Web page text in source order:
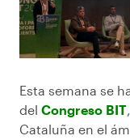
Esta semana se
del Congreso BIT
Cataluña en el